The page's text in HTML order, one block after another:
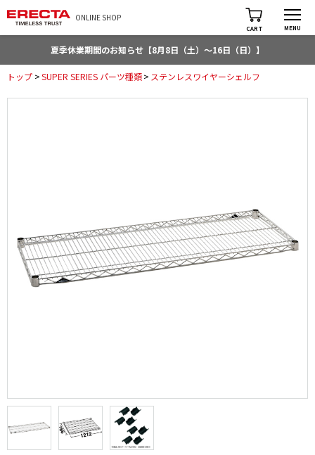
ONLINE SHOP
CART MENU
夏季休業期間のお知らせ【8月8日（土）～16日（日）】
トップ >SUPER SERIES パーツ種類> ステンレスワイヤーシェルフ